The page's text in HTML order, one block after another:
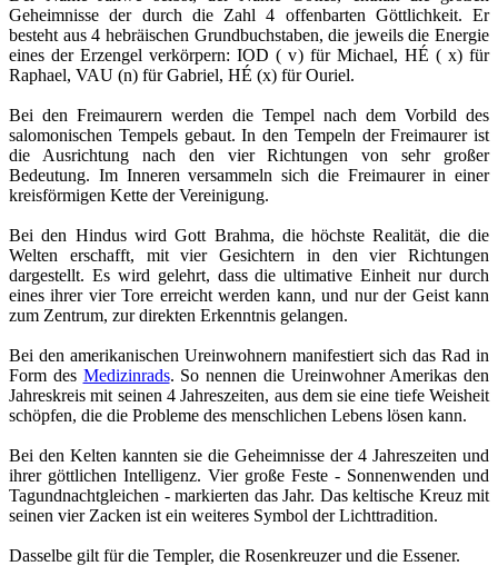
Geheimnisse der durch die Zahl 4 offenbarten Göttlichkeit. Er
besteht aus 4 hebräischen Grundbuchstaben, die jeweils die Energie
eines der Erzengel verkörpern: IOD ( v) für Michael, HÉ ( x) für
Raphael, VAU (n) für Gabriel, HÉ (x) für Ouriel.
Bei den Freimaurern werden die Tempel nach dem Vorbild des
salomonischen Tempels gebaut. In den Tempeln der Freimaurer ist
die Ausrichtung nach den vier Richtungen von sehr großer
Bedeutung. Im Inneren versammeln sich die Freimaurer in einer
kreisförmigen Kette der Vereinigung.
Bei den Hindus wird Gott Brahma, die höchste Realität, die die
Welten erschafft, mit vier Gesichtern in den vier Richtungen
dargestellt. Es wird gelehrt, dass die ultimative Einheit nur durch
eines ihrer vier Tore erreicht werden kann, und nur der Geist kann
zum Zentrum, zur direkten Erkenntnis gelangen.
Bei den amerikanischen Ureinwohnern manifestiert sich das Rad in
Form des Medizinrads. So nennen die Ureinwohner Amerikas den
Jahreskreis mit seinen 4 Jahreszeiten, aus dem sie eine tiefe Weisheit
schöpfen, die die Probleme des menschlichen Lebens lösen kann.
Bei den Kelten kannten sie die Geheimnisse der 4 Jahreszeiten und
ihrer göttlichen Intelligenz. Vier große Feste - Sonnenwenden und
Tagundnachtgleichen - markierten das Jahr. Das keltische Kreuz mit
seinen vier Zacken ist ein weiteres Symbol der Lichttradition.
Dasselbe gilt für die Templer, die Rosenkreuzer und die Essener.